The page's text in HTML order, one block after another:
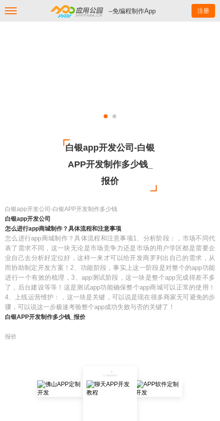
--免编程制作App 注册
白银app开发公司-白银
APP开发制作多少钱_
报价
白银app开发公司-白银APP开发制作多少钱
白银app开发公司
怎么进行app商城制作？具体流程和注意事项
怎么进行app商城制作？具体流程和注意事项1、分析阶段：，市场不同代
表了需求不同，这一块无论是市场竞争力还是市场的用户学区都是需要企
业自己去分析好定位好，这样一来才可以给开发商罗列出自己的需求，从
而协助制定开发方案！2、功能阶段，事实上这一阶段是对整个的app功能
进行一个有效的梳理，3、app测试阶段，这一块是整个app完成得差不多
了，后台建设等等！这是测试app功能确保整个app商城可以正常的使用！
4、上线运营维护：，这一块是关键，可以说是现在很多商家无可避免的步
骤，可以说这一步极速考验整个app成功失败与否的关键了！
白银APP开发制作多少钱_报价
报价